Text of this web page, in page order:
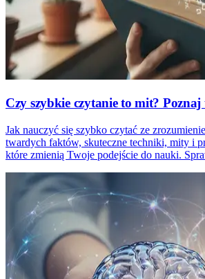
Czy szybkie czytanie to mit?
Jak nauczyć się szybko czytać ze
twardych faktów, skuteczne techniki, mity i
które zmienią Twoje podejście do nauki.